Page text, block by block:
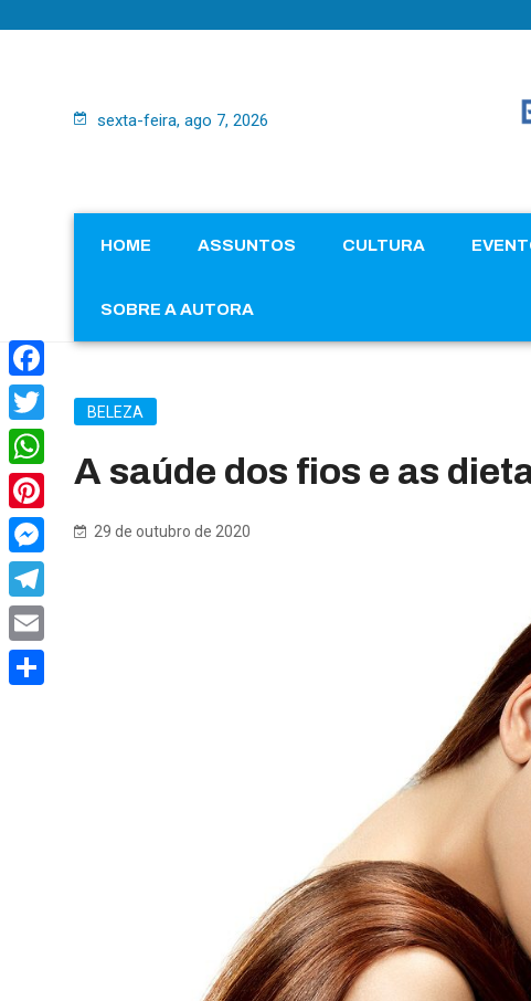
sexta-feira, ago 7, 2026
HOME ASSUNTOS CULTURA
SOBRE A AUTORA
BELEZA
A saúde dos fios e as
29 de outubro de 2020
Facebook
Twitter
WhatsApp
Pinterest
Messenger
Telegram
Email